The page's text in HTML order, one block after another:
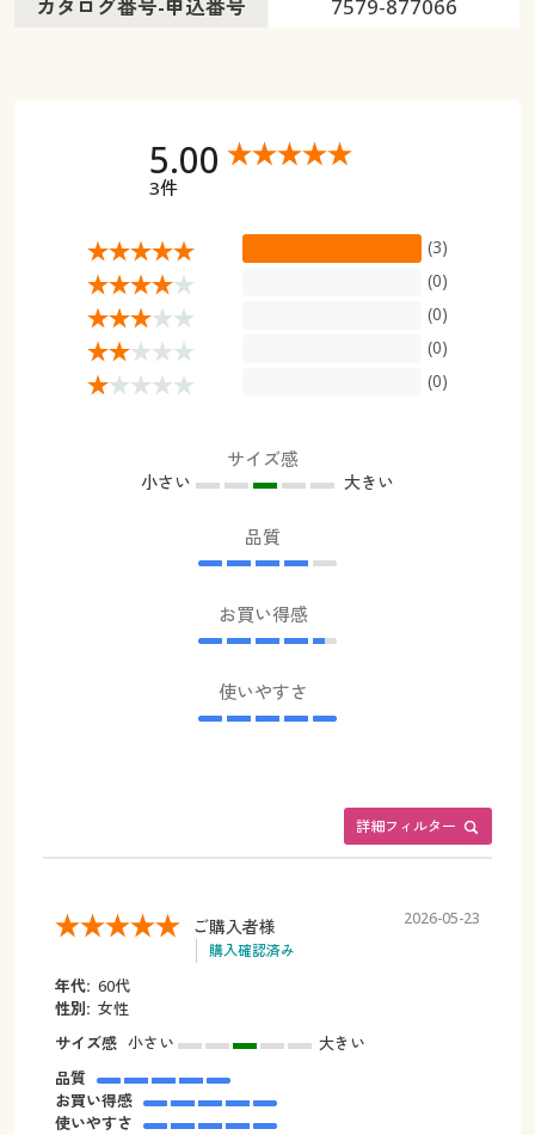
カタログ番号-申込番号 7579-877066
5.00
3件
(3)
(0)
(0)
(0)
(0)
サイズ感
小さい 大きい
品質
お買い得感
使いやすさ
詳細フィルター
ご購入者様
購入確認済み
2026-05-23
年代: 60代
性別: 女性
サイズ感 小さい
大きい
品質
お買い得感
使いやすさ